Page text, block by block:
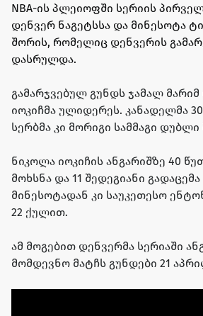
NBA-ის პლეიოფში სერიის
დენვერ ნაგეტსსა და მინესოტა
შორის, რომელიც დენვერის
დასრულდა.
გამარჯვებულ გუნდს ჯამალ
იოკიჩმა ულიდერეს. კანადელმა
სერბმა კი მორიგი სამმაგი
ნიკოლა იოკიჩის ანგარიშზე 40
მოხსნა და 11 შედეგიანი გადაცემა
მინესოტადან კი საუკეთესო
22 ქულით.
ამ მოგებით დენვერმა სერიაში
მომდევნო მატჩს გუნდები 21